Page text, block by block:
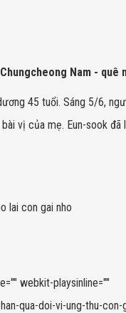
Nam - quê
45 tuổi. Sáng 5/6,
vị của mẹ. Eun-sook đã
webkit-playsinline=""
qua-doi-vi-ung-thu-con-